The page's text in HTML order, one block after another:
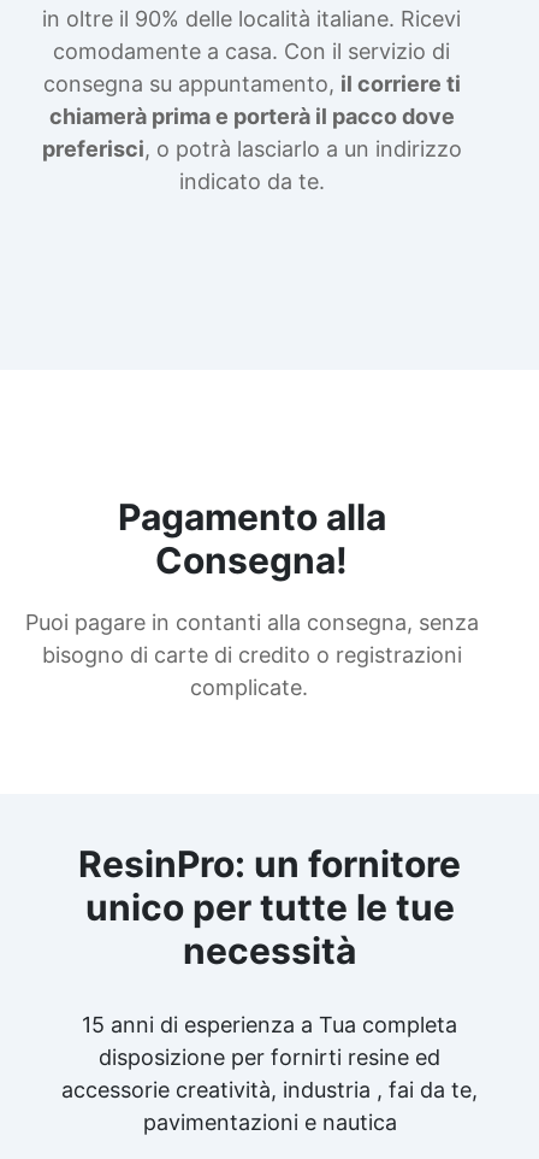
in oltre il 90% delle località italiane. Ricevi
comodamente a casa. Con il servizio di
consegna su appuntamento, il corriere ti
chiamerà prima e porterà il pacco dove
preferisci, o potrà lasciarlo a un indirizzo
indicato da te.
Pagamento alla
Consegna!
Puoi pagare in contanti alla consegna, senza
bisogno di carte di credito o registrazioni
complicate.
ResinPro: un fornitore
unico per tutte le tue
necessità
15 anni di esperienza a Tua completa
disposizione per fornirti resine ed
accessorie creatività, industria , fai da te,
pavimentazioni e nautica